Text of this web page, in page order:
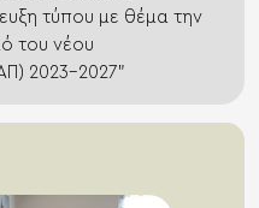
τύπου με θέμα την
του νέου
2023-2027”